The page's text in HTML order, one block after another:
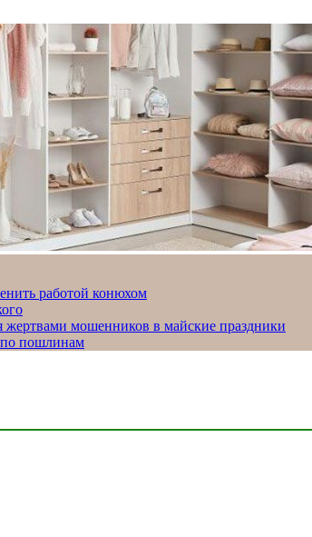
работой конюхом
жертвами мошенников в майские праздники
пошлинам